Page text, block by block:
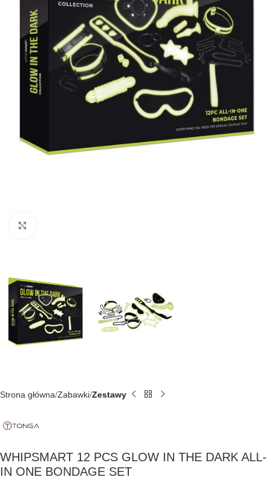
Strona główna Zabawki Zestawy
WHIPSMART 12 PCS GLOW IN THE DARK ALL-
IN ONE BONDAGE SET